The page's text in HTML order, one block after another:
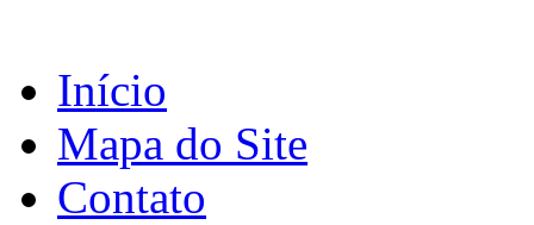
Início
Mapa do Site
Contato